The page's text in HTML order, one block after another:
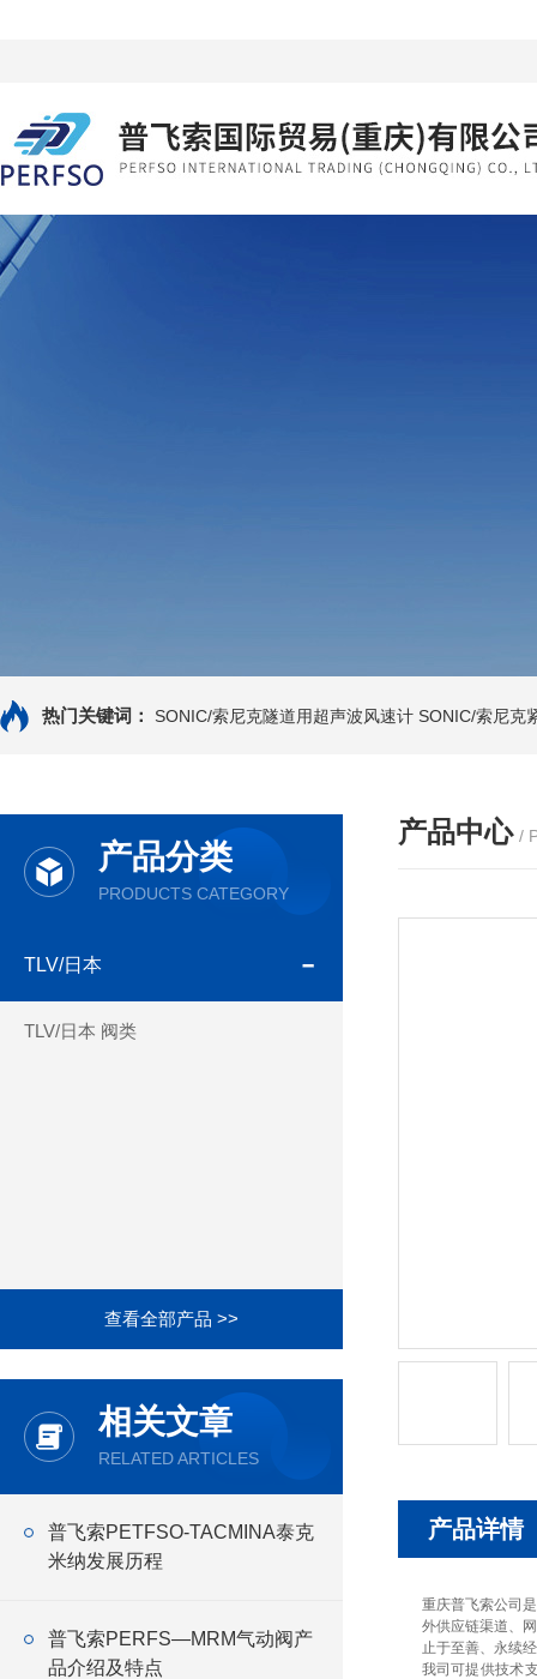
热门关键词： SONIC/索尼克隧道用超声波风速计 SONIC/索尼克
产品分类
PRODUCTS CATEGORY
TLV/日本
TLV/日本 阀类
查看全部产品 >>
相关文章
RELATED ARTICLES
普飞索PETFSO-TACMINA泰克
米纳发展历程
普飞索PERFS—MRM气动阀产
品介绍及特点
产品中心 /
产品详情
重庆普飞索公司
外供应链渠道、
止于至善、永续
我司可提供技术